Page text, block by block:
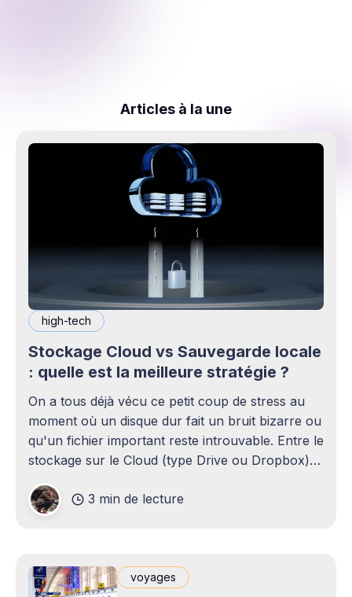
Articles à la une
high-tech
Stockage Cloud vs Sauvegarde locale
: quelle est la meilleure stratégie ?
On a tous déjà vécu ce petit coup de stress au
moment où un disque dur fait un bruit bizarre ou
qu'un fichier important reste introuvable. Entre le
stockage sur le Cloud (type Drive ou Dropbox)
le bureau,3 min de lecture
voyages